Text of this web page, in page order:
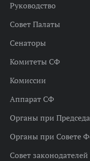
Руководство
Совет Палаты
Сенаторы
Комитеты СФ
Комиссии
Аппарат СФ
Органы при
Органы при Совете
Совет